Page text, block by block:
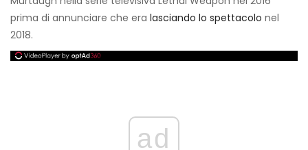
prima di annunciare che era lasciando lo spettacolo nel
2018.
ad